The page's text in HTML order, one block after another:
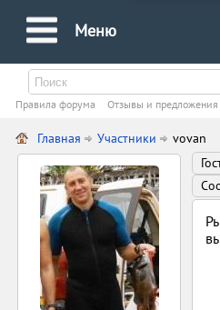
Меню
Правила форума Oтзывы и предложения
Главная Участники vovan